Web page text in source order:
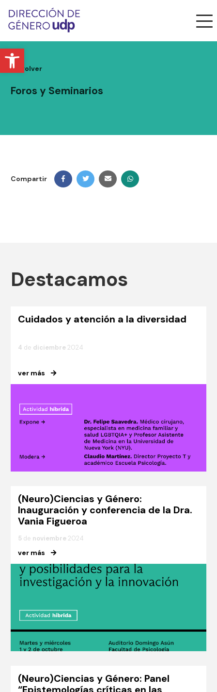
Abrir barra de herramientas
volver
Foros y Seminarios
Compartir
Destacamos
Cuidados y atención a la diversidad
4 de diciembre 2024
ver más
(Neuro)Ciencias y Género:
Inauguración y conferencia de la Dra.
Vania Figueroa
5 de noviembre 2024
ver más
(Neuro)Ciencias y Género: Panel